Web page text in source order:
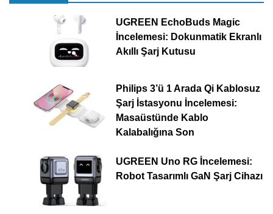
UGREEN EchoBuds Magic
İncelemesi: Dokunmatik Ekranlı
Akıllı Şarj Kutusu
Philips 3’ü 1 Arada Qi Kablosuz
Şarj İstasyonu İncelemesi:
Masaüstünde Kablo
Kalabalığına Son
UGREEN Uno RG İncelemesi:
Robot Tasarımlı GaN Şarj Cihazı